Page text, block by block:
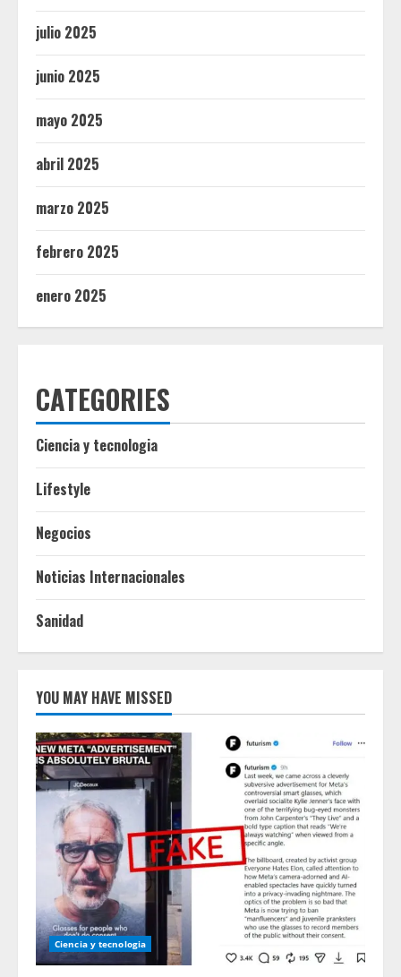
julio 2025
junio 2025
mayo 2025
abril 2025
marzo 2025
febrero 2025
enero 2025
CATEGORIES
Ciencia y tecnologia
Lifestyle
Negocios
Noticias Internacionales
Sanidad
YOU MAY HAVE MISSED
Ciencia y tecnologia